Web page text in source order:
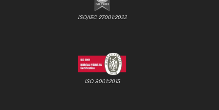
ISO/IEC 27001:2022
ISO 9001:2015